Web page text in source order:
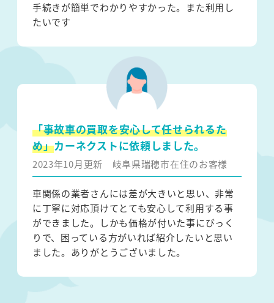
手続きが簡単でわかりやすかった。また利用し
たいです
「事故車の買取を安心して任せられるた
め」カーネクストに依頼しました。
2023年10月更新 岐阜県瑞穂市在住のお客様
車関係の業者さんには差が大きいと思い、非常
に丁寧に対応頂けてとても安心して利用する事
ができました。しかも価格が付いた事にびっく
りで、困っている方がいれば紹介したいと思い
ました。ありがとうございました。